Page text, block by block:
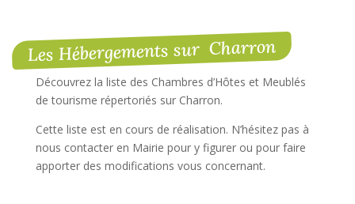
Les Hébergements sur Charron
Découvrez la liste des Chambres d’Hôtes et Meublés
de tourisme répertoriés sur Charron.
Cette liste est en cours de réalisation. N’hésitez pas à
nous contacter en Mairie pour y figurer ou pour faire
apporter des modifications vous concernant.